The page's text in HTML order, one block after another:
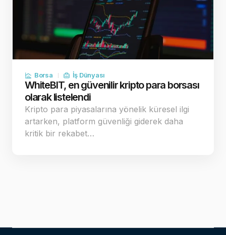
Borsa İş Dünyası
WhiteBIT, en güvenilir kripto para borsası
olarak listelendi
Kripto para piyasalarına yönelik küresel ilgi
artarken, platform güvenliği giderek daha
kritik bir rekabet…